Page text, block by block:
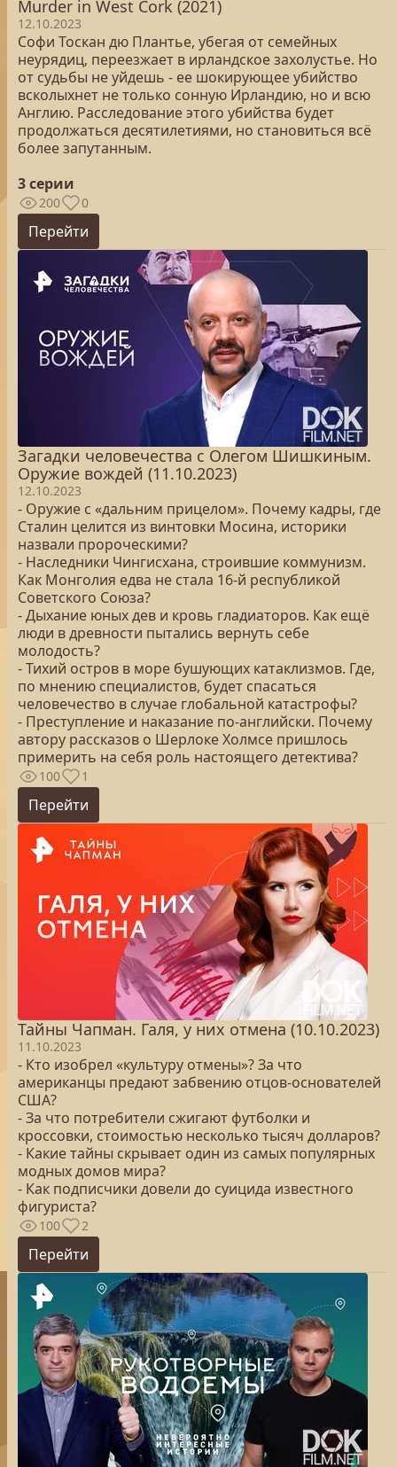
Murder in West Cork (2021)
12.10.2023
Софи Тоскан дю Плантье, убегая от семейных
неурядиц, переезжает в ирландское захолустье. Но
от судьбы не уйдешь - ее шокирующее убийство
всколыхнет не только сонную Ирландию, но и всю
Англию. Расследование этого убийства будет
продолжаться десятилетиями, но становиться всё
более запутанным.
3 серии
200 0
Перейти
Загадки человечества с Олегом Шишкиным.
Оружие вождей (11.10.2023)
12.10.2023
- Оружие с «дальним прицелом». Почему кадры, где
Сталин целится из винтовки Мосина, историки
назвали пророческими?
- Наследники Чингисхана, строившие коммунизм.
Как Монголия едва не стала 16-й республикой
Советского Союза?
- Дыхание юных дев и кровь гладиаторов. Как ещё
люди в древности пытались вернуть себе
молодость?
- Тихий остров в море бушующих катаклизмов. Где,
по мнению специалистов, будет спасаться
человечество в случае глобальной катастрофы?
- Преступление и наказание по-английски. Почему
автору рассказов о Шерлоке Холмсе пришлось
примерить на себя роль настоящего детектива?
100 1
Перейти
Тайны Чапман. Галя, у них отмена (10.10.2023)
11.10.2023
- Кто изобрел «культуру отмены»? За что
американцы предают забвению отцов-основателей
США?
- За что потребители сжигают футболки и
кроссовки, стоимостью несколько тысяч долларов?
- Какие тайны скрывает один из самых популярных
модных домов мира?
- Как подписчики довели до суицида известного
фигуриста?
100 2
Перейти